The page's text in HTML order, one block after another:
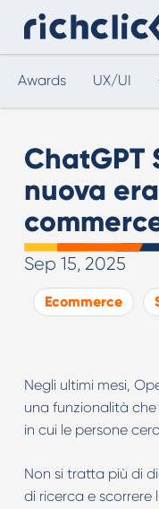
Awards UX/UI
ChatGPT
nuova
Sep 15, 2025
Ecommerce
Negli ultimi mesi,
una funzionalità
in cui le persone
Non si tratta più di
di ricerca e scorrere